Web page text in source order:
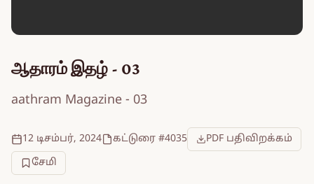
ஆதாரம் இதழ் - 03
aathram Magazine - 03
12 டிசம்பர், 2024 கட்டுரை #4035
PDF பதிவிறக்கம்
சேமி